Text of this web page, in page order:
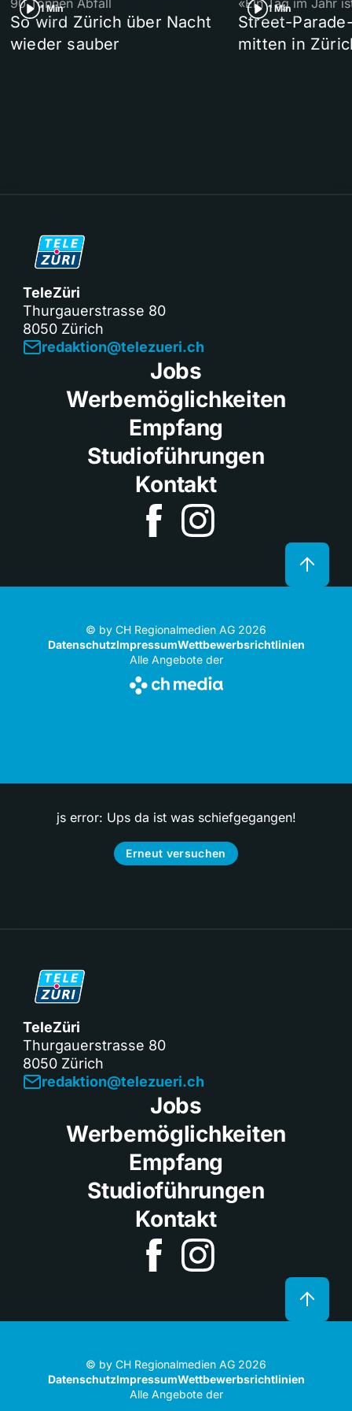
1 Min
So wird Zürich über Nacht
wieder sauber
1 Min
Street-
mitten in
TeleZüri
Thurgauerstrasse 80
8050 Zürich
redaktion@telezueri.ch
Jobs
Werbemöglichkeiten
Empfang
Studioführungen
Kontakt
© by CH Regionalmedien AG 2026
DatenschutzImpressumWettbewerbsrichtlinien
Alle Angebote der
js error: Ups da ist was schiefgegangen!
Erneut versuchen
TeleZüri
Thurgauerstrasse 80
8050 Zürich
redaktion@telezueri.ch
Jobs
Werbemöglichkeiten
Empfang
Studioführungen
Kontakt
© by CH Regionalmedien AG 2026
DatenschutzImpressumWettbewerbsrichtlinien
Alle Angebote der